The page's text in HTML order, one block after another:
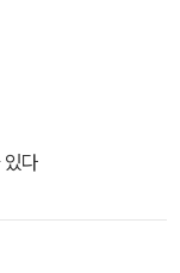
다